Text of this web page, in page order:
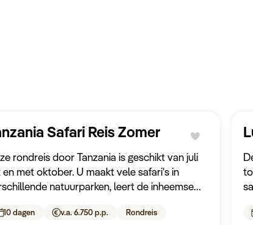
Safari Reis Zomer
rondreis door Tanzania is geschikt van juli
met oktober. U maakt vele safari's in
natuurparken, leert de inheemse
4x4 rondgereden en overnacht in scherp
10 dagen v.a. 6.750 p.p. Rondreis